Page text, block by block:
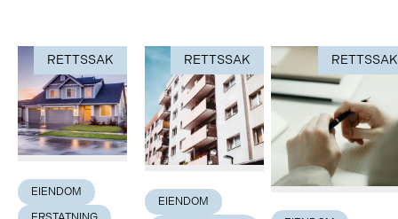
RETTSSAK
EIENDOM
RETTSSAK
EIENDOM
RETTSSAK